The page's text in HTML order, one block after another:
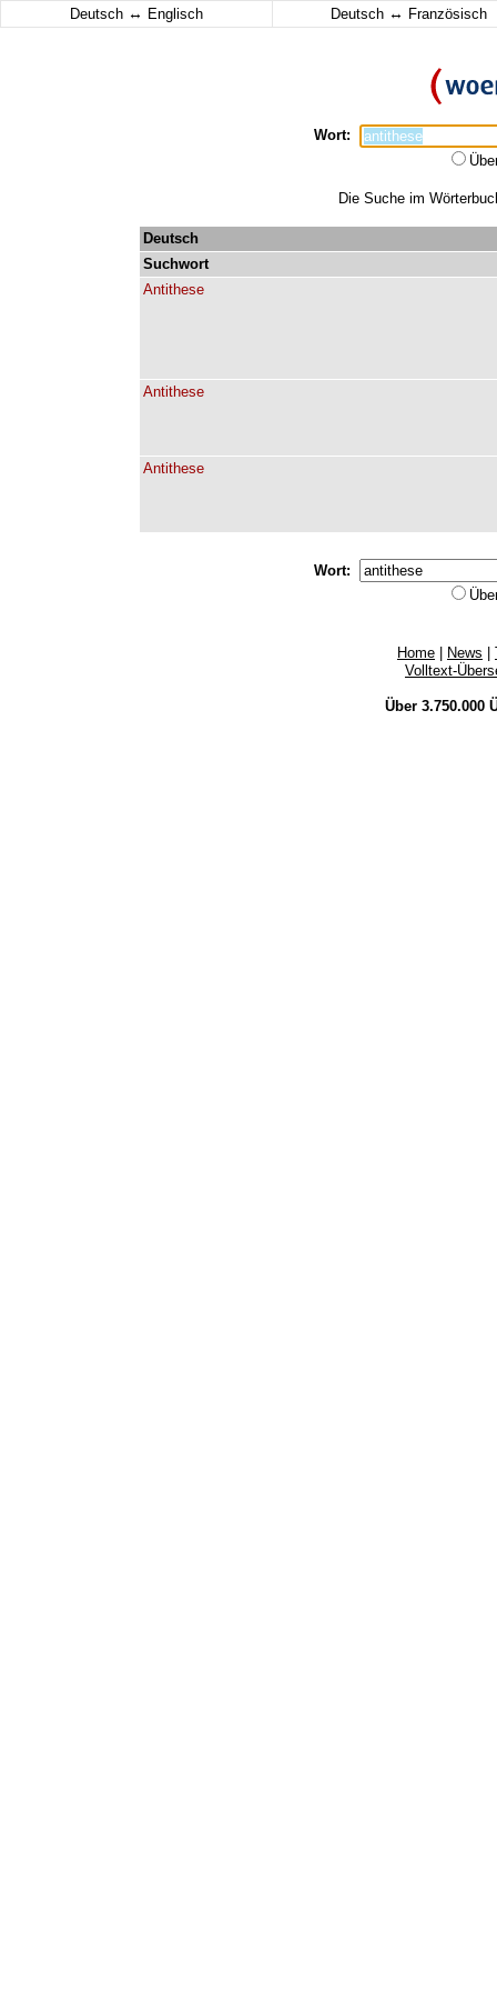
Deutsch ↔ Englisch Deutsch ↔ Französisch
Wort:
Die Suche im
Deutsch
Suchwort
Antithese
Antithese
Antithese
Wort:
Home News
Volltext-
Über 3.750.000